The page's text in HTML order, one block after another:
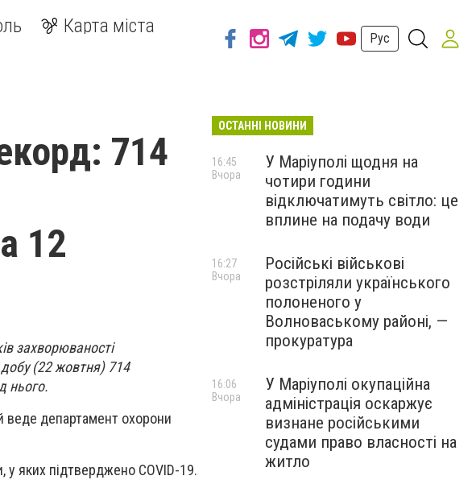
Карта міста
Рус
714
12
захворюваності
(22 жовтня) 714
нього.
веде департамент охорони
у яких підтверджено COVID-19.
ОСТАННІ НОВИНИ
У Маріуполі щодня на
чотири години
відключатимуть світло: це
вплине на подачу води
16:45
Вчора
Російські військові
розстріляли українського
полоненого у
Волноваському районі, —
прокуратура
16:27
Вчора
У Маріуполі окупаційна
адміністрація оскаржує
визнане російськими
судами право власності на
житло
16:06
Вчора